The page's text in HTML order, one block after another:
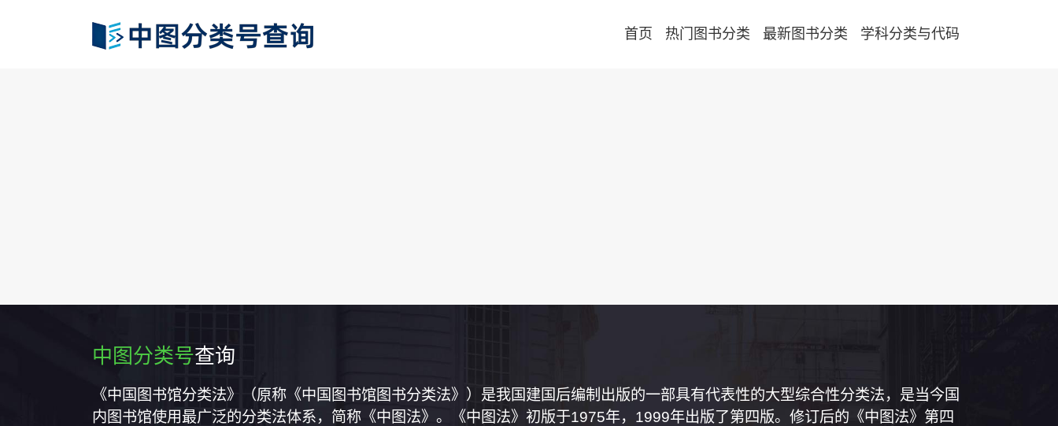
首页 热门图书分类 最新图书分类 学科分类与代码
中图分类号查询
《中国图书馆分类法》（原称《中国图书馆图书分类法》）是我国建国后编制出版的一部具有代表性的大型综合性分类法，是当今国
内图书馆使用最广泛的分类法体系，简称《中图法》。《中图法》初版于1975年，1999年出版了第四版。修订后的《中图法》第四